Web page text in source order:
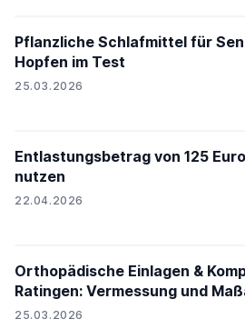
Pflanzliche Schlafmittel für
Hopfen im Test
25.03.2026
Entlastungsbetrag von 125
nutzen
22.04.2026
Orthopädische Einlagen &
Ratingen: Vermessung und
25.03.2026